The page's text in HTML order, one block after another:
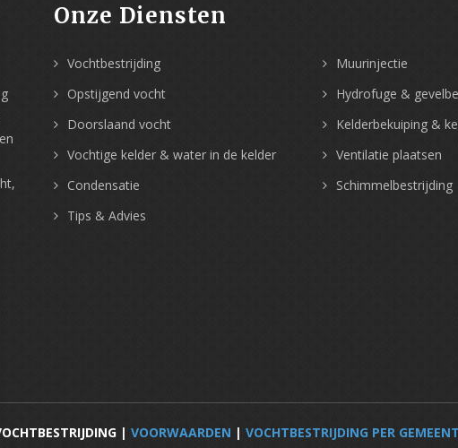
Onze Diensten
Vochtbestrijding
Opstijgend vocht
Doorslaand vocht
Vochtige kelder & water in de kelder
Condensatie
Tips & Advies
Muurinjectie
Hydrofuge &
Kelderbekuiping &
Ventilatie plaatsen
Schimmelbestrijding
| VOORWAARDEN | VOCHTBESTRIJDING PER